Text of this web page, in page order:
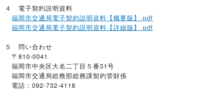
４ 電子契約説明資料
福岡市交通局電子契約説明資料【概要版】.pdf
福岡市交通局電子契約説明資料【詳細版】.pdf
５ 問い合わせ
〒810-0041
福岡市中央区大名二丁目５番31号
福岡市交通局総務部総務課契約管財係
電話：092-732-4118